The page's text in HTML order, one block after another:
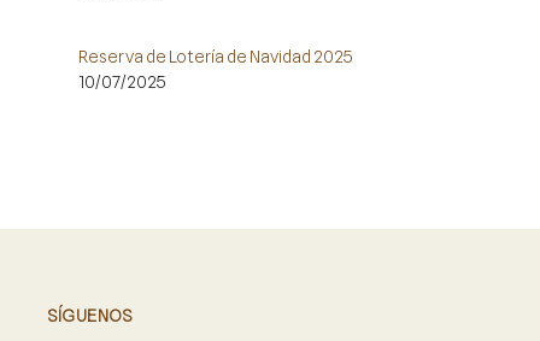
Reserva de Lotería de Navidad 2025
10/07/2025
SÍGUENOS